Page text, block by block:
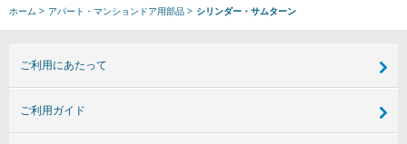
ホーム アパート・マンションドア用部品 シリンダー・サムターン
ご利用にあたって
ご利用ガイド